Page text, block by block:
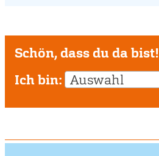
Schön, dass du da bist!
Ich bin: Auswahl